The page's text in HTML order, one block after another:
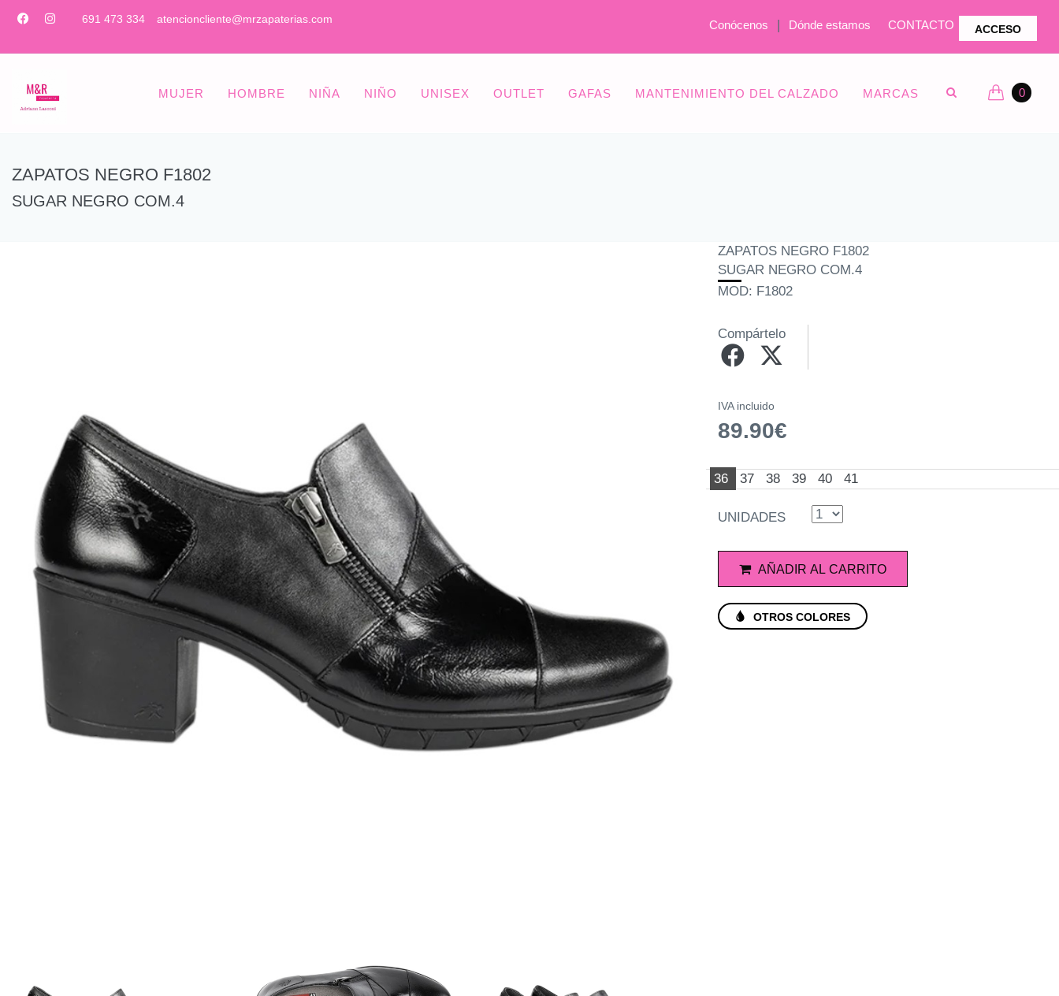
691 473 334 atencioncliente@mrzapaterias.com Conócenos | Dónde estamos CONTACTO ACCESO
MUJER HOMBRE NIÑA NIÑO UNISEX OUTLET GAFAS MANTENIMIENTO DEL CALZADO MARCAS 0
ZAPATOS NEGRO F1802
SUGAR NEGRO COM.4
ZAPATOS NEGRO F1802
SUGAR NEGRO COM.4
MOD: F1802
Compártelo
IVA incluido
89.90€
36 37 38 39 40 41
UNIDADES
AÑADIR AL CARRITO
OTROS COLORES